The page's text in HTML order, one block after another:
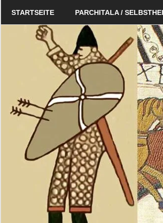
Schildverlag
STARTSEITE PARCHITALA /